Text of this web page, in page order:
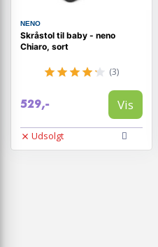
NENO
Skråstol til baby - neno
Chiaro, sort
(3)
529,- Vis
Udsolgt